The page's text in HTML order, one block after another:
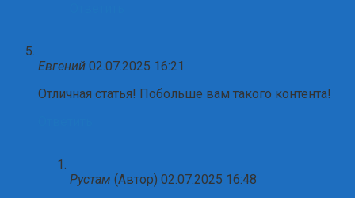
Евгений 02.07.2025 16:21
Отличная статья! Побольше вам такого контента!
Рустам (Автор) 02.07.2025 16:48